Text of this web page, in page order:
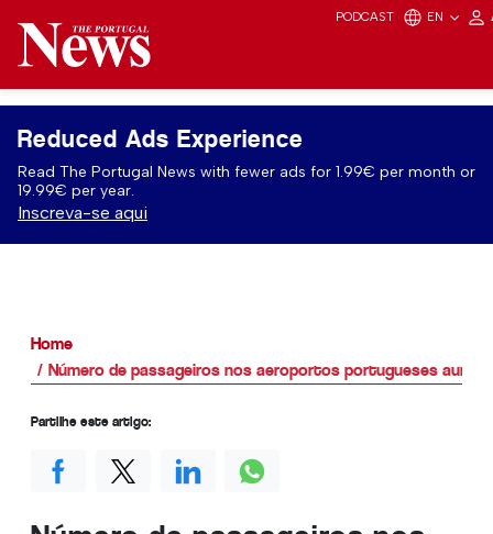
PODCAST EN
Reduced Ads Experience
Read The Portugal News with fewer ads for 1.99€ per month or
19.99€ per year.
Inscreva-se aqui
Home
Número de passageiros nos aeroportos portugueses
Partilhe este artigo: